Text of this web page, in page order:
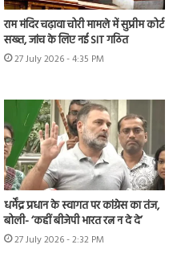
राम मंदिर चढ़ावा चोरी मामले में सुप्रीम कोर्ट
सख्त, जांच के लिए नई SIT गठित
27 July 2026 - 4:35 PM
धर्मेंद्र प्रधान के स्वागत पर कांग्रेस का तंज,
बोली- ‘कहीं बीजेपी भारत रत्न न दे दे’
27 July 2026 - 2:32 PM